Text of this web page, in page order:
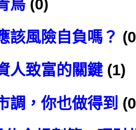
鳥 (0)
該風險自負嗎？
人致富的關鍵(1)
調，你也做得到